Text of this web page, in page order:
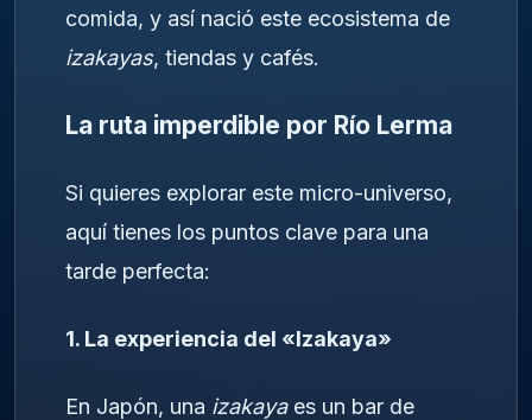
comida, y así nació este ecosistema de
izakayas, tiendas y cafés.
La ruta imperdible por Río Lerma
Si quieres explorar este micro-universo,
aquí tienes los puntos clave para una
tarde perfecta:
1. La experiencia del «Izakaya»
En Japón, una izakayaes un bar de